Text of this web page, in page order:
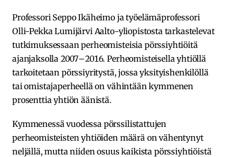
Professori Seppo Ikäheimo ja työelämäprofessori
Olli-Pekka Lumijärvi Aalto-yliopistosta tarkastelevat
tutkimuksessaan perheomisteisia pörssiyhtiöitä
ajanjaksolla 2007–2016. Perheomisteisella yhtiöllä
tarkoitetaan pörssiyritystä, jossa yksityishenkilöllä
tai omistajaperheellä on vähintään kymmenen
prosenttia yhtiön äänistä.
Kymmenessä vuodessa pörssilistattujen
perheomisteisten yhtiöiden määrä on vähentynyt
neljällä, mutta niiden osuus kaikista pörssiyhtiöistä